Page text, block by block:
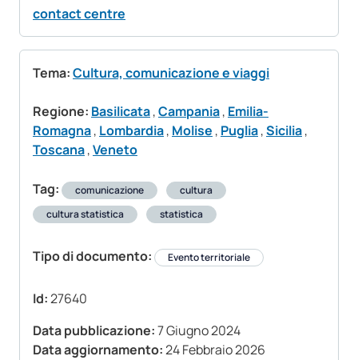
contact centre
Tema:Cultura, comunicazione e viaggi
Regione: Basilicata,Campania, Emilia-
Romagna, Lombardia, Molise , Puglia,Sicilia,
Toscana,Veneto
Tag: comunicazione
cultura
cultura statistica
statistica
Tipo di documento: Evento territoriale
Id:27640
Data pubblicazione:7 Giugno 2024
Data aggiornamento:24 Febbraio 2026